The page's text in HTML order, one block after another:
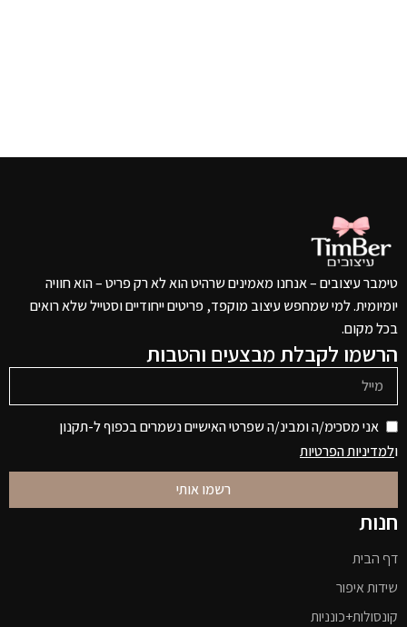
טימבר עיצובים – אנחנו מאמינים שרהיט הוא לא רק פריט – הוא חוויה
יומיומית. למי שמחפש עיצוב מוקפד, פריטים ייחודיים וסטייל שלא רואים
בכל מקום.
הרשמו לקבלת מבצעים והטבות
אני מסכימ/ה ומבינ/ה שפרטי האישיים נשמרים בכפוף ל-תקנון
ולמדיניות הפרטיות
רשמו אותי
חנות
דף הבית
שידות איפור
קונסולות+כונניות